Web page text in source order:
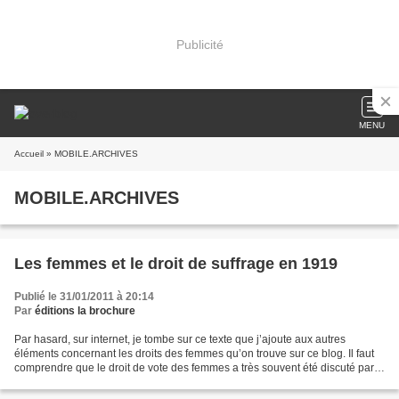
Publicité
MENU
Accueil » MOBILE.ARCHIVES
MOBILE.ARCHIVES
Les femmes et le droit de suffrage en 1919
Publié le 31/01/2011 à 20:14
Par éditions la brochure
Par hasard, sur internet, je tombe sur ce texte que j’ajoute aux autres
éléments concernant les droits des femmes qu’on trouve sur ce blog. Il faut
comprendre que le droit de vote des femmes a très souvent été discuté par